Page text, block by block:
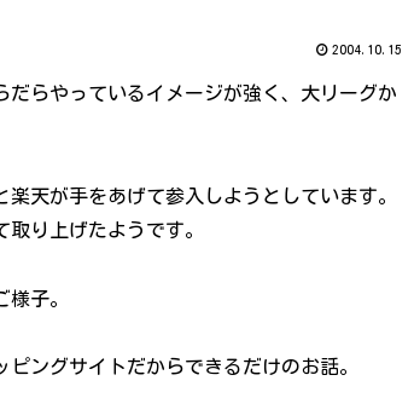
2004.10.15
らやっているイメージが強く、大リーグか
天が手をあげて参入しようとしています。
り上げたようです。
子。
ングサイトだからできるだけのお話。